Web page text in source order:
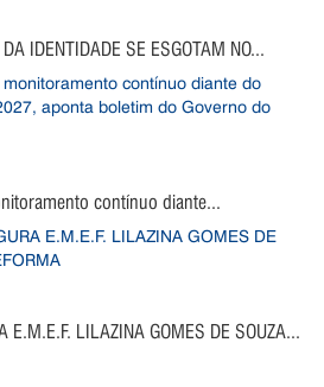
IDENTIDADE SE ESGOTAM NO...
contínuo diante...
E.M.E.F. LILAZINA GOMES DE SOUZA...